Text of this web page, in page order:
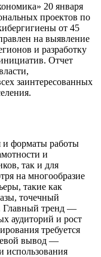
20 января
проектов по
от 45
на выявление
и разработку
Отчет
заинтересованных
и форматы работы
и
так и для
на многообразие
такие как
точечный
Главный тренд —
аудиторий и рост
требуется
вывод —
использования